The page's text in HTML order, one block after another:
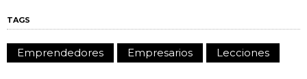
TAGS
Emprendedores Empresarios Lecciones